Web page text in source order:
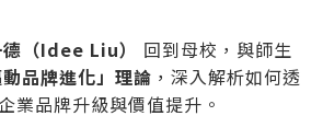
（Idee Liu）
回到母校，與師生
動品牌進化」理論 ，深入解析如何透
業品牌升級與價值提升。